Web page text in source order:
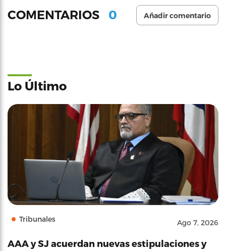
COMENTARIOS 0 Añadir comentario
Lo Último
Tribunales Ago 7, 2026
AAA y SJ acuerdan nuevas estipulaciones y